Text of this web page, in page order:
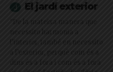
El jardí exterior
"De la mateixa manera que
necessito harmonia a
l’interior, també en necessito
a l’exterior, perquè com és a
dins és a fora i com és a fora